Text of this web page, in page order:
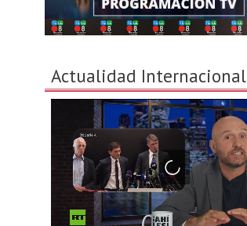
Actualidad Internacional